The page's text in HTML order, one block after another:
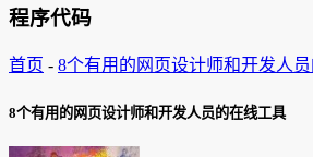
程序代码
首页 - 8个有用的网页设计师和开发人
8个有用的网页设计师和开发人员的在线工具